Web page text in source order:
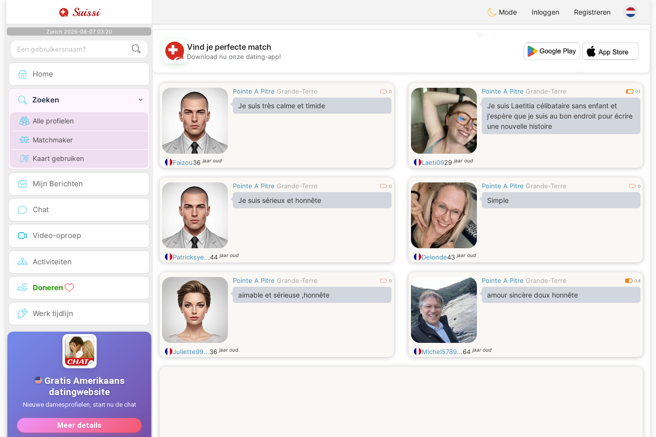
Suissi Mode Inloggen Registreren
Zurich 2026-08-07 03:20
Home
Zoeken
Alle profielen
Matchmaker
Kaart gebruiken
Mijn Berichten
Chat
Video-oproep
Activiteiten
Doneren
Werk tijdlijn
💕
Vind je perfecte match
Download nu onze dating-app!
Pointe A Pitre Grande-Terre 0
Je suis très calme et timide
Faizou36jaar oud
Pointe A Pitre Grande-Terre 0.1
Je suis Laetitia célibataire sans enfant et
j'espère que je suis au bon endroit pour écrire
une nouvelle histoire
Laeti0929jaar oud
Pointe A Pitre Grande-Terre 0
Je suis sérieux et honnête
Patricksye...44jaar oud
Pointe A Pitre Grande-Terre 0
Simple
Delonde43jaar oud
Pointe A Pitre Grande-Terre 0
aimable et sérieuse ,honnête
Juliette99...36jaar oud
Pointe A Pitre Grande-Terre 0.4
amour sincère doux honnête
Michel5789...64jaar oud